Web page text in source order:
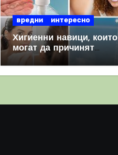
вредни интересно
Хигиенни навици, които
могат да причинят
повече вреда, отколкото
полза